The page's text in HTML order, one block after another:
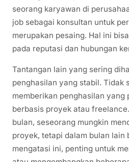
seorang karyawan di
job sebagai konsultan untuk
merupakan pesaing. Hal ini
pada reputasi dan hubungan
Tantangan lain yang sering
penghasilan yang stabil. Tidak
memberikan penghasilan yang
berbasis proyek atau
bulan, seseorang mungkin
proyek, tetapi dalam bulan lain
mengatasi ini, penting untuk